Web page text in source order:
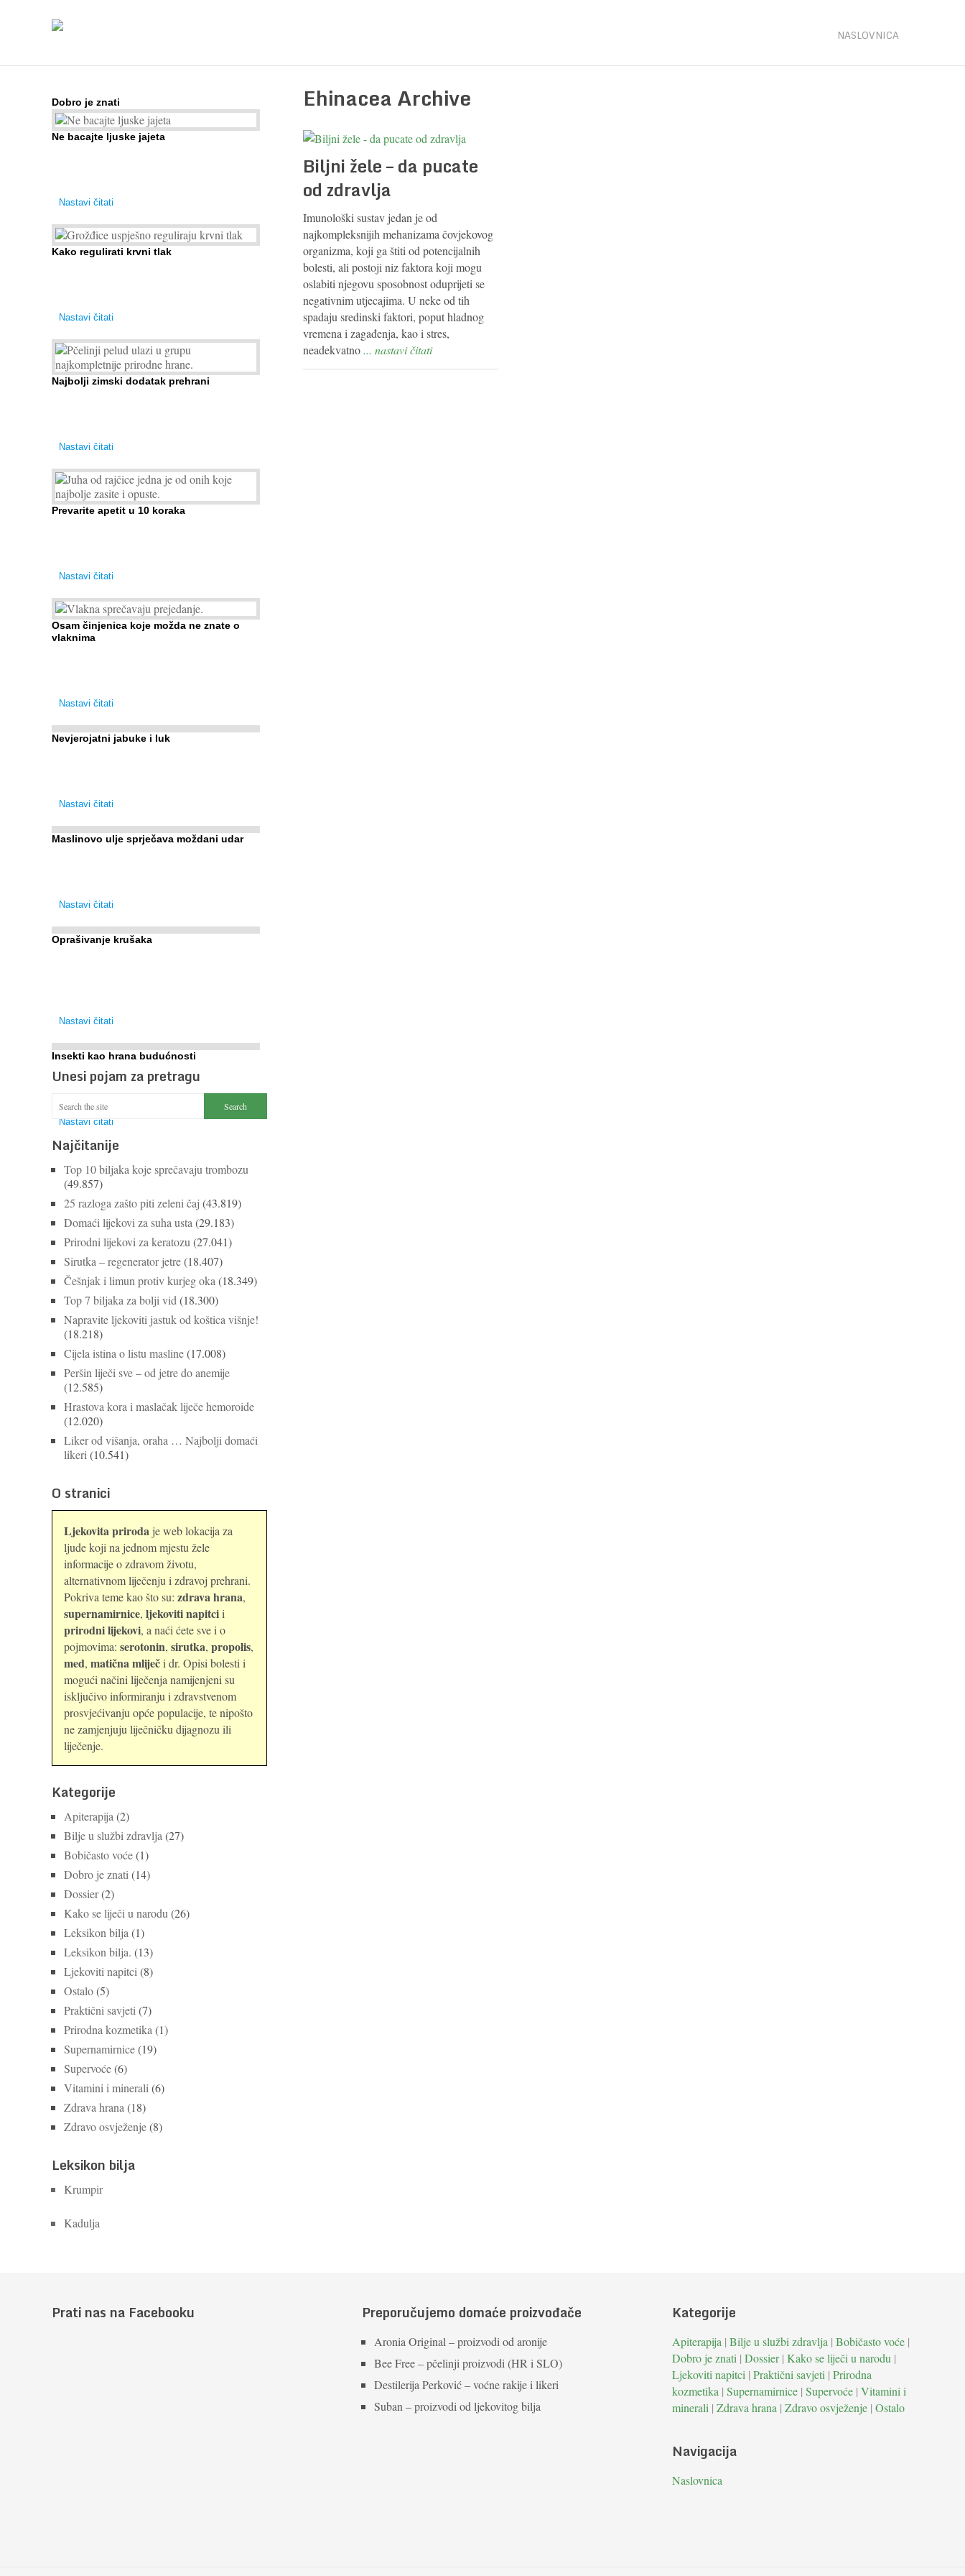
NASLOVNICA
Ehinacea Archive
Biljni žele – da pucate
od zdravlja
Imunološki sustav jedan je od
najkompleksnijih mehanizama čovjekovog
organizma, koji ga štiti od potencijalnih
bolesti, ali postoji niz faktora koji mogu
oslabiti njegovu sposobnost oduprijeti se
negativnim utjecajima. U neke od tih
spadaju sredinski faktori, poput hladnog
vremena i zagađenja, kao i stres,
neadekvatno... nastavi čitati
Dobro je znati
Ne bacajte ljuske jajeta
Nastavi čitati
Kako regulirati krvni tlak
Nastavi čitati
Najbolji zimski dodatak prehrani
Nastavi čitati
Prevarite apetit u 10 koraka
Nastavi čitati
Osam činjenica koje možda ne znate o
vlaknima
Nastavi čitati
Nevjerojatni jabuke i luk
Nastavi čitati
Maslinovo ulje sprječava moždani udar
Nastavi čitati
Oprašivanje krušaka
Nastavi čitati
Insekti kao hrana budućnosti
Prema predviđanjima FAO-a do 2050. godine život
gladi. Nadu (možda) nude insekti. ...
Nastavi čitati
Unesi pojam za pretragu
Najčitanije
Top 10 biljaka koje sprečavaju trombozu
(49.857)
25 razloga zašto piti zeleni čaj (43.819)
Domaći lijekovi za suha usta (29.183)
Prirodni lijekovi za keratozu (27.041)
Sirutka – regenerator jetre(18.407)
Češnjak i limun protiv kurjeg oka (18.349)
Top 7 biljaka za bolji vid (18.300)
Napravite ljekoviti jastuk od koštica višnje!
(18.218)
Cijela istina o listu masline(17.008)
Peršin liječi sve – od jetre do anemije
(12.585)
Hrastova kora i maslačak liječe hemoroide
(12.020)
Liker od višanja, oraha … Najbolji domaći
likeri (10.541)
O stranici
Ljekovita priroda je web lokacija za
ljude koji na jednom mjestu žele
informacije o zdravom životu,
alternativnom liječenju i zdravoj prehrani.
Pokriva teme kao što su: zdrava hrana,
supernamirnice, ljekoviti napitcii
prirodni lijekovi, a naći ćete sve i o
pojmovima: serotonin, sirutka, propolis,
med, matična mliječi dr. Opisi bolesti i
mogući načini liječenja namijenjeni su
isključivo informiranju i zdravstvenom
prosvjećivanju opće populacije, te nipošto
ne zamjenjuju liječničku dijagnozu ili
liječenje.
Kategorije
Apiterapija (2)
Bilje u službi zdravlja (27)
Bobičasto voće(1)
Dobro je znati (14)
Dossier(2)
Kako se liječi u narodu (26)
Leksikon bilja (1)
Leksikon bilja. (13)
Ljekoviti napitci (8)
Ostalo(5)
Praktični savjeti (7)
Prirodna kozmetika (1)
Supernamirnice(19)
Supervoće(6)
Vitamini i minerali (6)
Zdrava hrana (18)
Zdravo osvježenje(8)
Leksikon bilja
Krumpir
Kadulja
Prati nas na Facebooku Preporučujemo domaće proizvođače
Aronia Original – proizvodi od aronije
Bee Free – pčelinji proizvodi (HR i SLO)
Destilerija Perković – voćne rakije i likeri
Suban – proizvodi od ljekovitog bilja
Kategorije
Apiterapija | Bilje u službi zdravlja | Bobičasto voće |
Dobro je znati | Dossier| Kako se liječi u narodu |
Ljekoviti napitci | Praktični savjeti | Prirodna
kozmetika | Supernamirnice | Supervoće | Vitamini i
minerali | Zdrava hrana | Zdravo osvježenje | Ostalo
Navigacija
Naslovnica